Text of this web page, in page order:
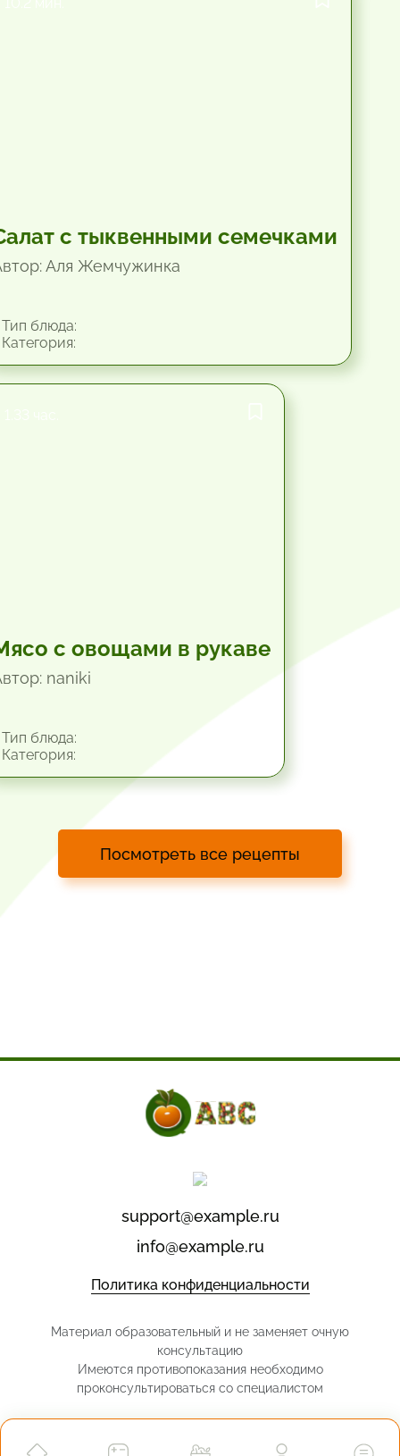
с тыквенными семечками
Аля Жемчужинка
блюда:
с овощами в рукаве
naniki
блюда:
Посмотреть все рецепты
support@example.ru
info@example.ru
Политика конфиденциальности
Материал образовательный и не заменяет очную
консультацию
Имеются противопоказания необходимо
проконсультироваться со специалистом